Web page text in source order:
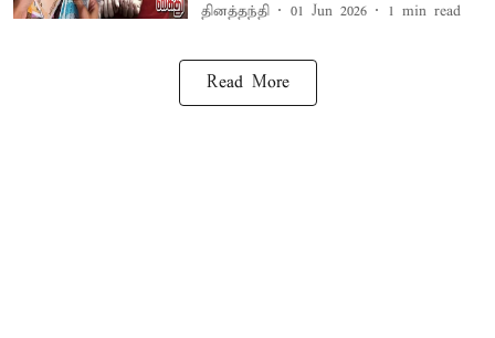
தினத்தந்தி 01 Jun 2026 1 min read
Read More